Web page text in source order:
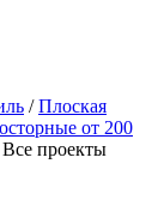
/Плоская
от 200
Все проекты